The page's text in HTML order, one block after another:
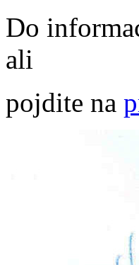
Do
ali
pojdite na